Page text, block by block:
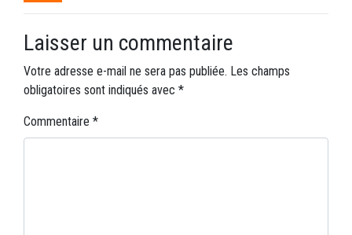
Laisser un commentaire
Votre adresse e-mail ne sera pas publiée. Les champs
obligatoires sont indiqués avec *
Commentaire *